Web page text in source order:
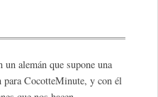
un alemán que supone una
CocotteMinute, y con él